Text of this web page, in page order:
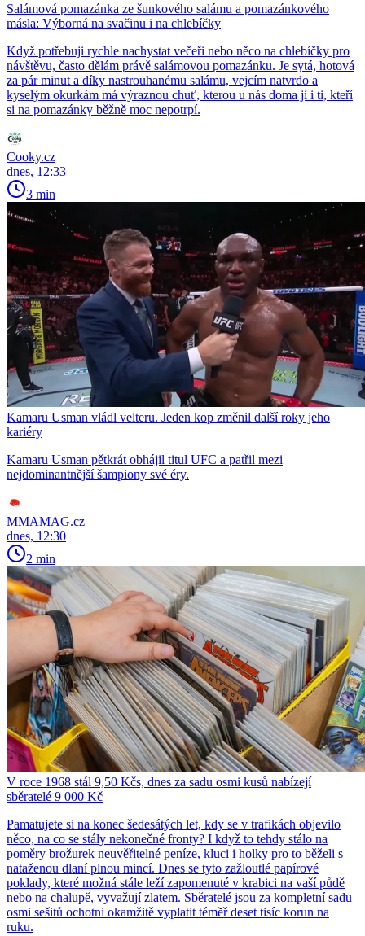
Salámová pomazánka ze šunkového salámu a pomazánkového
másla: Výborná na svačinu i na chlebíčky
Když potřebuji rychle nachystat večeři nebo něco na chlebíčky pro
návštěvu, často dělám právě salámovou pomazánku. Je sytá, hotová
za pár minut a díky nastrouhanému salámu, vejcím natvrdo a
kyselým okurkám má výraznou chuť, kterou u nás doma jí i ti, kteří
si na pomazánky běžně moc nepotrpí.
Cooky.cz
dnes, 12:33
3 min
Kamaru Usman vládl velteru. Jeden kop změnil další roky jeho
kariéry
Kamaru Usman pětkrát obhájil titul UFC a patřil mezi
nejdominantnější šampiony své éry.
MMAMAG.cz
dnes, 12:30
2 min
V roce 1968 stál 9,50 Kčs, dnes za sadu osmi kusů nabízejí
sběratelé 9 000 Kč
Pamatujete si na konec šedesátých let, kdy se v trafikách objevilo
něco, na co se stály nekonečné fronty? I když to tehdy stálo na
poměry brožurek neuvěřitelné peníze, kluci i holky pro to běželi s
nataženou dlaní plnou mincí. Dnes se tyto zažloutlé papírové
poklady, které možná stále leží zapomenuté v krabici na vaší půdě
nebo na chalupě, vyvažují zlatem. Sběratelé jsou za kompletní sadu
osmi sešitů ochotni okamžitě vyplatit téměř deset tisíc korun na
ruku.